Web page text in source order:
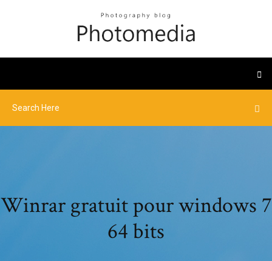
Winrar gratuit pour windows 7
64 bits